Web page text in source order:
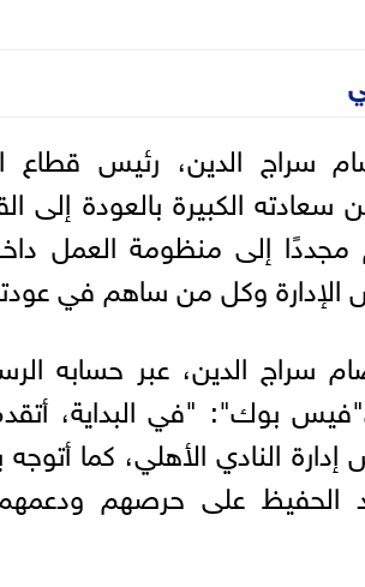
سراج الدين، رئيس قطاع
سعادته الكبيرة بالعودة إلى
مجددًا إلى منظومة العمل
وكل من ساهم في عودته
سراج الدين، عبر حسابه
بوك": "في البداية،
النادي الأهلي، كما
الحفيظ على حرصهم